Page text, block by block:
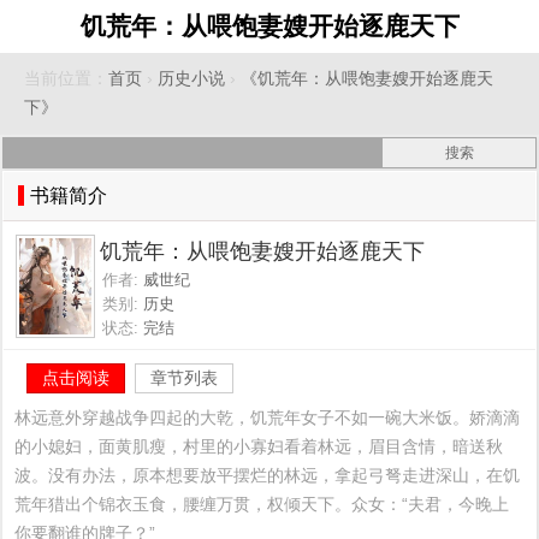
饥荒年：从喂饱妻嫂开始逐鹿天下
当前位置： 首页 › 历史小说 ›
《饥荒年：从喂饱妻嫂开始逐鹿天
下》
书籍简介
饥荒年：从喂饱妻嫂开始逐鹿天下
作者: 威世纪
类别: 历史
状态: 完结
点击阅读 章节列表
林远意外穿越战争四起的大乾，饥荒年女子不如一碗大米饭。娇滴滴
的小媳妇，面黄肌瘦，村里的小寡妇看着林远，眉目含情，暗送秋
波。没有办法，原本想要放平摆烂的林远，拿起弓弩走进深山，在饥
荒年猎出个锦衣玉食，腰缠万贯，权倾天下。众女：“夫君，今晚上
你要翻谁的牌子？”